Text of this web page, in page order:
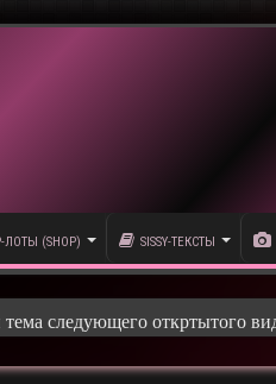
ЛОТЫ (SHOP) SISSY-ТЕКСТЫ